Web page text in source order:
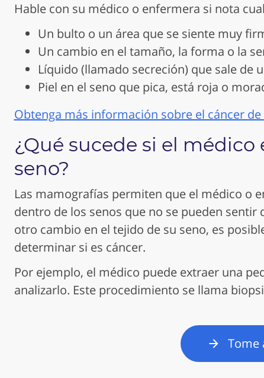
Hable con su médico o enfermera si nota
Un bulto o un área que se siente muy
Un cambio en el tamaño, la forma o la
Líquido (llamado secreción) que sale de
Piel en el seno que pica, está roja o
Obtenga más información sobre el cáncer de
¿Qué sucede si el
seno?
Las mamografías permiten que el médico o
dentro de los senos que no se pueden
otro cambio en el tejido de su seno, es
determinar si es cáncer.
Por ejemplo, el médico puede extraer una
analizarlo. Este procedimiento se llama
Tome